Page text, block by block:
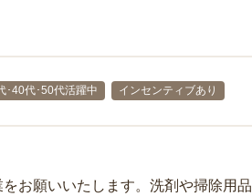
･40代･50代活躍中 インセンティブあり
お願いいたします。洗剤や掃除用品